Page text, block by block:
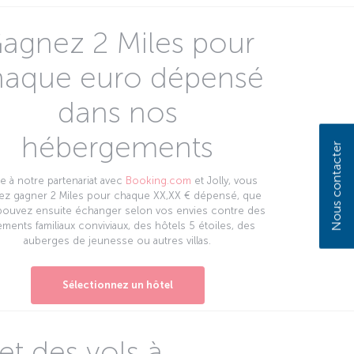
2 Miles pour
euro dépensé
dans nos
hébergements
à notre partenariat avec Booking.com et Jolly, vous
gagner 2 Miles pour chaque XX,XX € dépensé, que
ensuite échanger selon vos envies contre des
familiaux conviviaux, des hôtels 5 étoiles, des
auberges de jeunesse ou autres villas.
Sélectionnez un hôtel
Nous contacter